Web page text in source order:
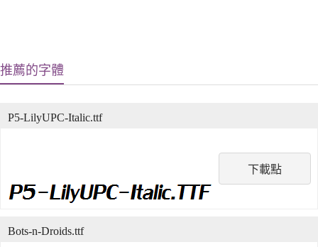
推薦的字體
下載點
P5-LilyUPC-Italic.ttf
Bots-n-Droids.ttf